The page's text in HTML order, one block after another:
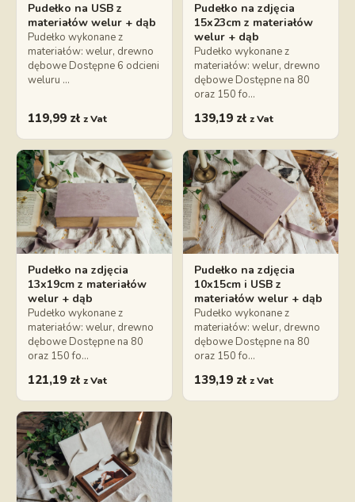
Pudełko na USB z
materiałów welur + dąb
Pudełko wykonane z
materiałów: welur, drewno
dębowe Dostępne 6 odcieni
weluru …
119,99 zł z Vat
Pudełko na zdjęcia
15x23cm z materiałów
welur + dąb
Pudełko wykonane z
materiałów: welur, drewno
dębowe Dostępne na 80
oraz 150 fo…
139,19 zł z Vat
Pudełko na zdjęcia
13x19cm z materiałów
welur + dąb
Pudełko wykonane z
materiałów: welur, drewno
dębowe Dostępne na 80
oraz 150 fo…
121,19 zł z Vat
Pudełko na zdjęcia
10x15cm i USB z
materiałów welur + dąb
Pudełko wykonane z
materiałów: welur, drewno
dębowe Dostępne na 80
oraz 150 fo…
139,19 zł z Vat